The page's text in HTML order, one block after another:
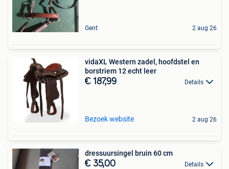
Gent 2 aug 26
vidaXL Western zadel, hoofdstel en
borstriem 12 echt leer
€ 187,99 Details
Bezoek website 2 aug 26
dressuursingel bruin 60 cm
€ 35,00 Details